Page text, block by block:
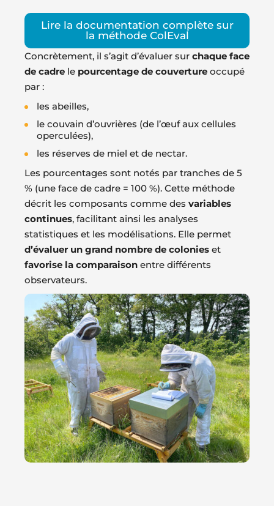
Lire la documentation complète sur
la méthode ColEval
Concrètement, il s’agit d’évaluer sur chaque face
de cadre le pourcentage de couverture occupé
par :
les abeilles,
le couvain d’ouvrières (de l’œuf aux cellules
operculées),
les réserves de miel et de nectar.
Les pourcentages sont notés par tranches de 5
% (une face de cadre = 100 %). Cette méthode
décrit les composants comme des variables
continues, facilitant ainsi les analyses
statistiques et les modélisations. Elle permet
d’évaluer un grand nombre de colonies et
favorise la comparaison entre différents
observateurs.